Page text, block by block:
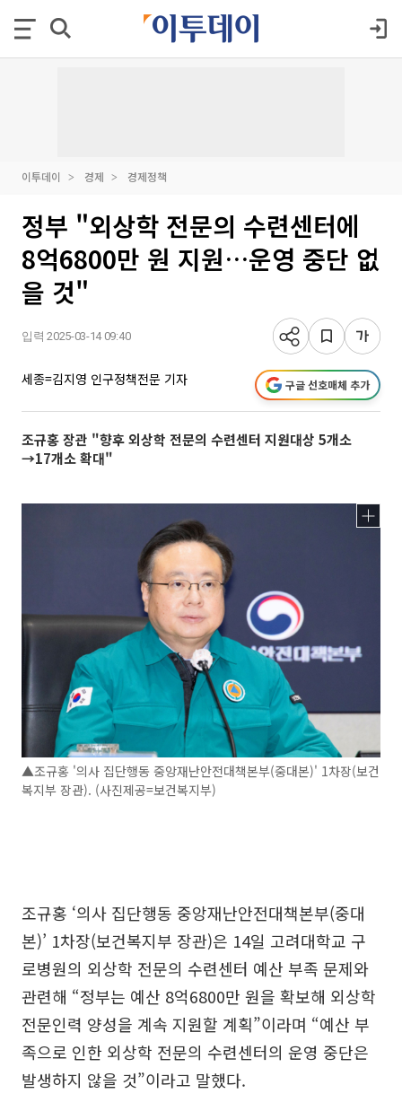
이투데이 경제 경제정책
정부 "외상학 전문의 수련센터에
8억6800만 원 지원…운영 중단 없
을 것"
입력 2025-03-14 09:40
세종=김지영 인구정책전문 기자 구글 선호매체 추가
조규홍 장관 "향후 외상학 전문의 수련센터 지원대상 5개소
→17개소 확대"
▲조규홍 '의사 집단행동 중앙재난안전대책본부(중대본)' 1차장(보건
복지부 장관). (사진제공=보건복지부)
조규홍 ‘의사 집단행동 중앙재난안전대책본부(중대
본)’ 1차장(보건복지부 장관)은 14일 고려대학교 구
로병원의 외상학 전문의 수련센터 예산 부족 문제와
관련해 “정부는 예산 8억6800만 원을 확보해 외상학
전문인력 양성을 계속 지원할 계획”이라며 “예산 부
족으로 인한 외상학 전문의 수련센터의 운영 중단은
발생하지 않을 것”이라고 말했다.